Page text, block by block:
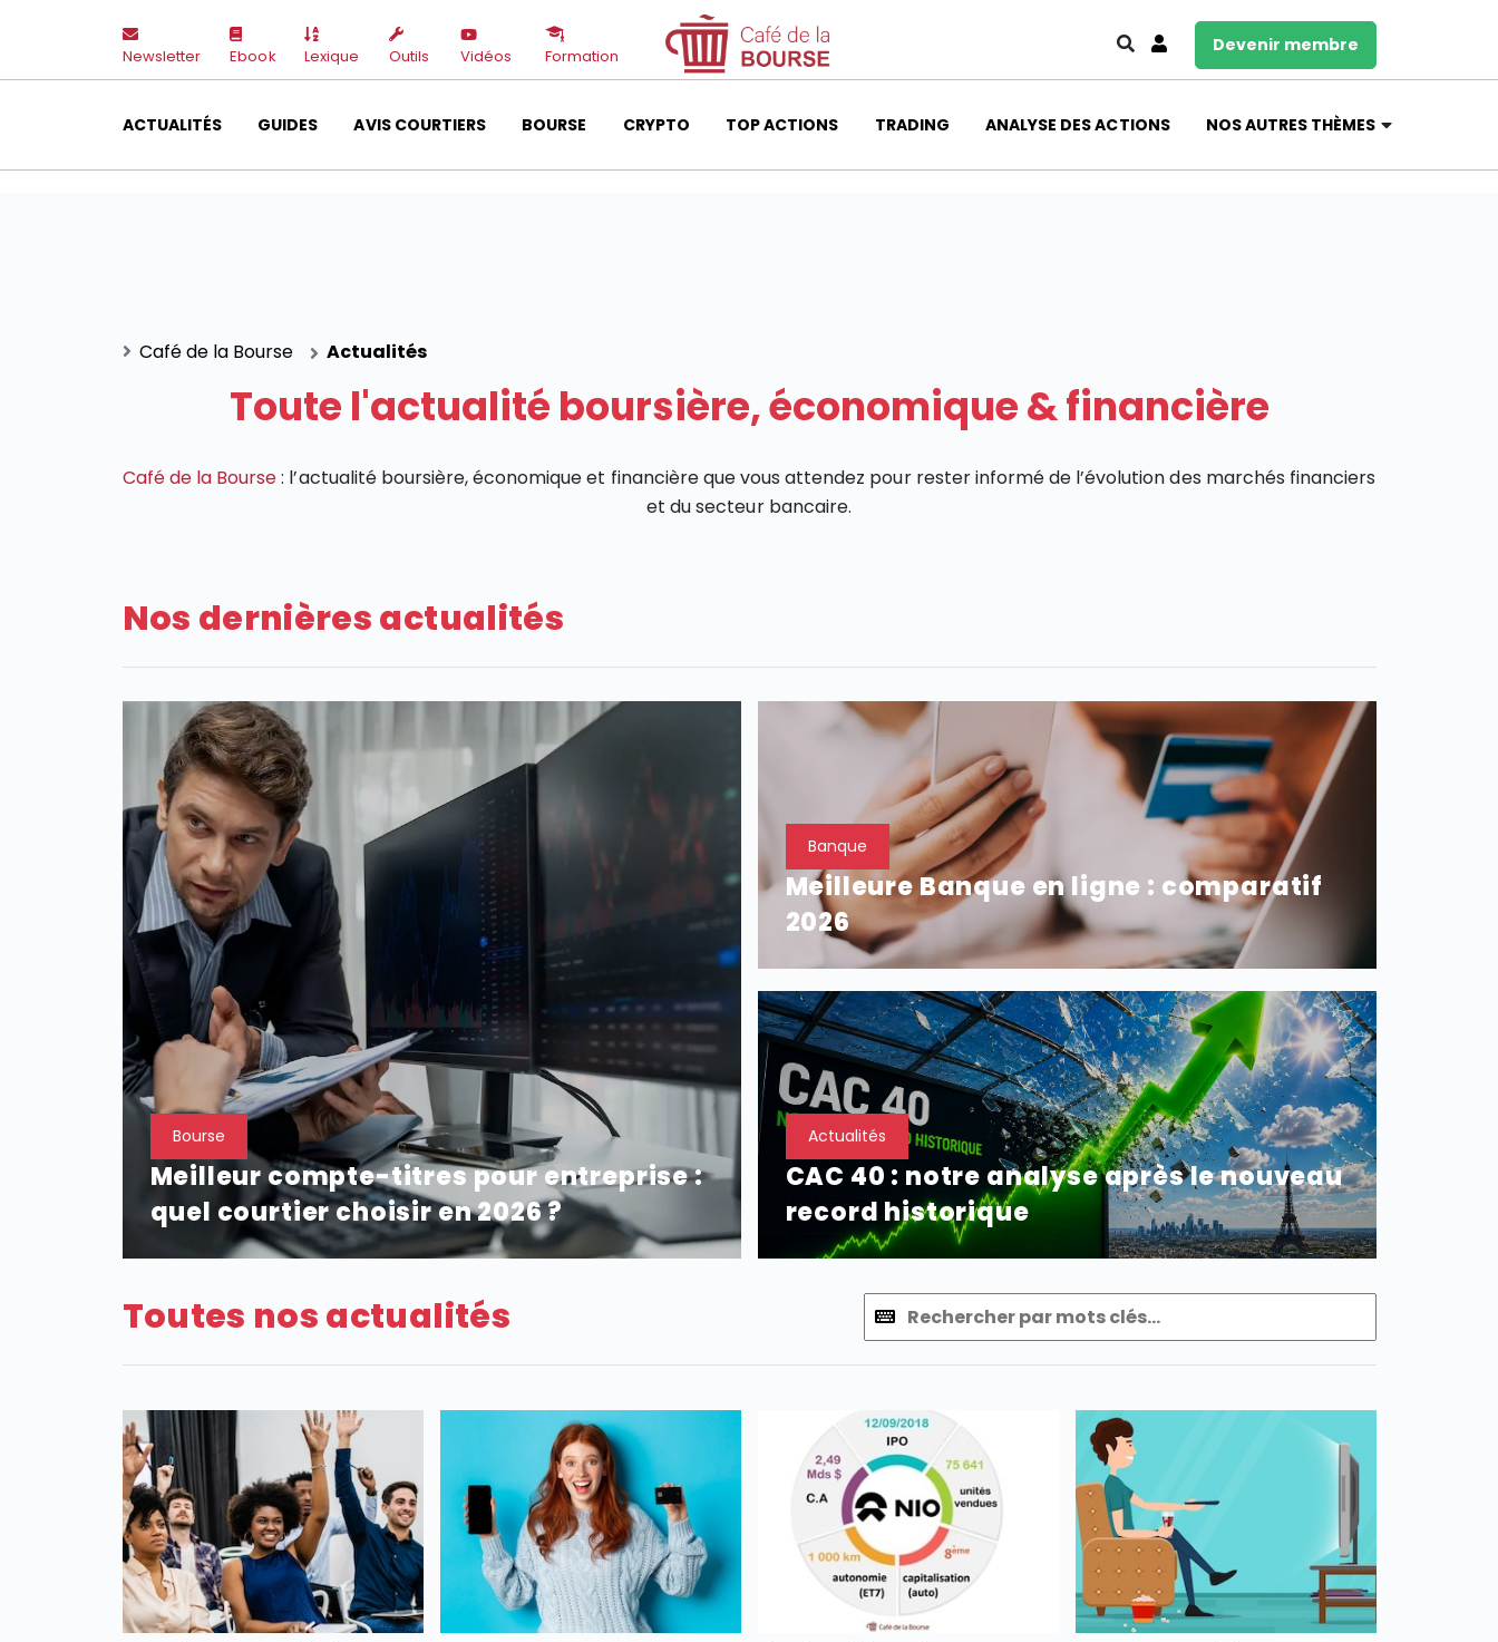
Newsletter Ebook Lexique Outils Vidéos Formation
Devenir membre
ACTUALITÉS GUIDES AVIS COURTIERS BOURSE CRYPTO TOP ACTIONS TRADING ANALYSE DES ACTIONS NOS AUTRES THÈMES
Café de la Bourse Actualités
Toute l'actualité boursière, économique & financière
Café de la Bourse: l’actualité boursière, économique et financière que vous attendez pour rester informé de l’évolution des marchés financiers
et du secteur bancaire.
Nos dernières actualités
Bourse
Meilleur compte-titres pour entreprise :
quel courtier choisir en 2026 ?
Banque
Meilleure Banque en ligne : comparatif
2026
Actualités
CAC 40 : notre analyse après le nouveau
record historique
Toutes nos actualités